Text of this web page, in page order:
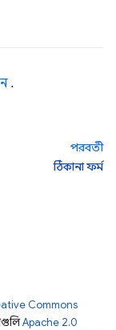
.
পরবর্তী
ঠিকানা ফর্ম
Commons
Apache 2.0